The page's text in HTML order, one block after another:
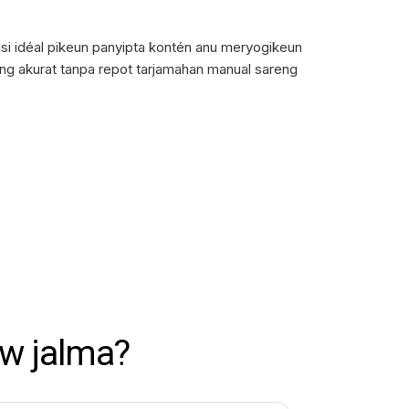
idéal pikeun panyipta kontén anu meryogikeun
akurat tanpa repot tarjamahan manual sareng
jalma?